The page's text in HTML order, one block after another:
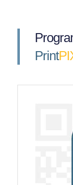
Print